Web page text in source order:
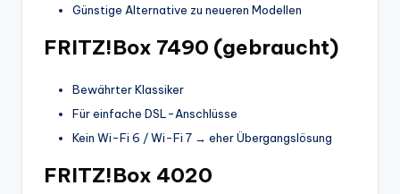
Günstige Alternative zu neueren Modellen
FRITZ!Box 7490 (gebraucht)
Bewährter Klassiker
Für einfache DSL-Anschlüsse
Kein Wi-Fi 6 / Wi-Fi 7 → eher Übergangslösung
FRITZ!Box 4020